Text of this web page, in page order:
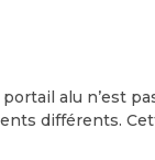
portail alu n’est
différents.